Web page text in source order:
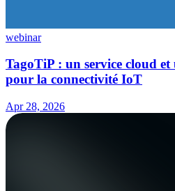
webinar
TagoTiP : un service cloud
pour la connectivité IoT
Apr 28, 2026